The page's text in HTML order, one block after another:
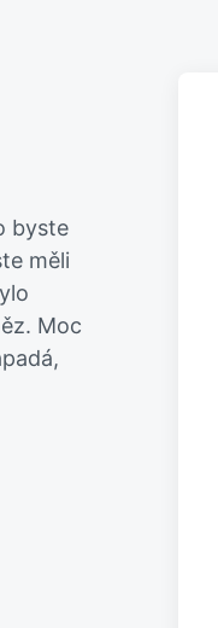
byste
měli
Moc